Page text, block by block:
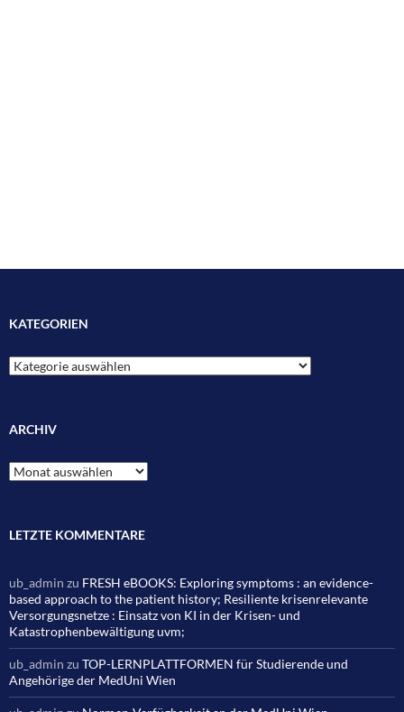
KATEGORIEN
Kategorien
ARCHIV
Archiv
LETZTE KOMMENTARE
ub_admin zu FRESH eBOOKS: Exploring symptoms : an evidence-
based approach to the patient history; Resiliente krisenrelevante
Versorgungsnetze : Einsatz von KI in der Krisen- und
Katastrophenbewältigung uvm;
ub_admin zu TOP-LERNPLATTFORMEN für Studierende und
Angehörige der MedUni Wien